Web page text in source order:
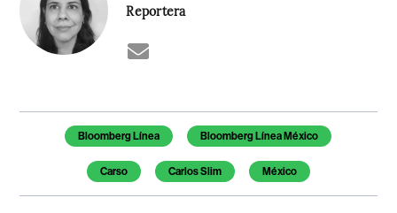
Reportera
Temas de este artículo
Bloomberg Línea Bloomberg Línea México
Carso Carlos Slim México